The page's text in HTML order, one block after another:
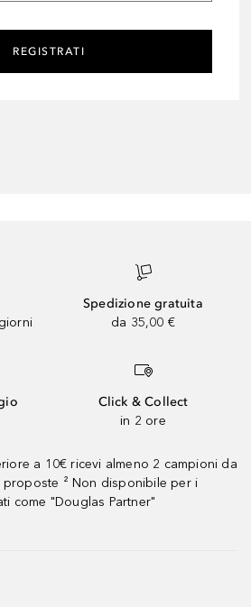
REGISTRATI
Spedizione gratuita
da 35,00 €
Click & Collect
in 2 ore
a 10€ ricevi almeno 2 campioni da
² Non disponibile per i
come "Douglas Partner"